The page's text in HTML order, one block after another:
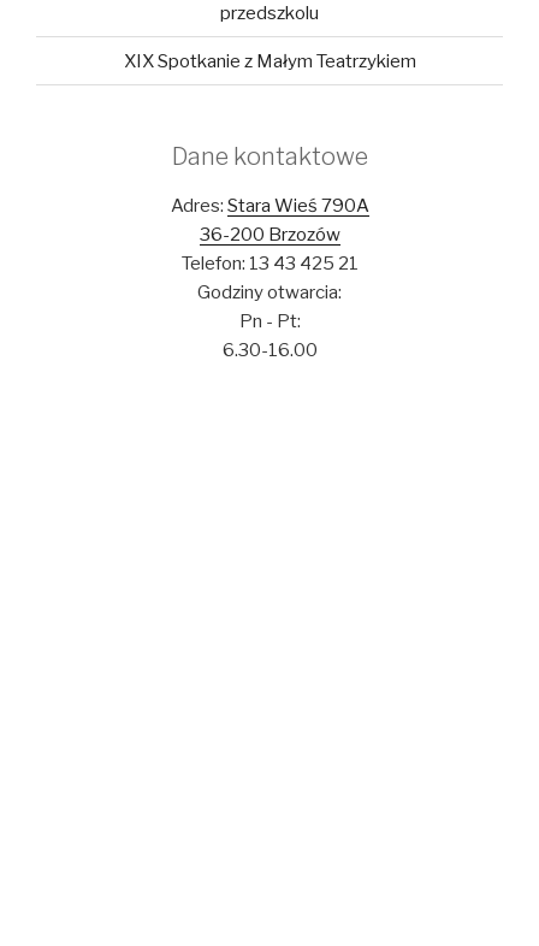
przedszkolu
XIX Spotkanie z Małym Teatrzykiem
Dane kontaktowe
Adres: Stara Wieś 790A
36-200 Brzozów
Telefon: 13 43 425 21
Godziny otwarcia:
Pn - Pt:
6.30-16.00